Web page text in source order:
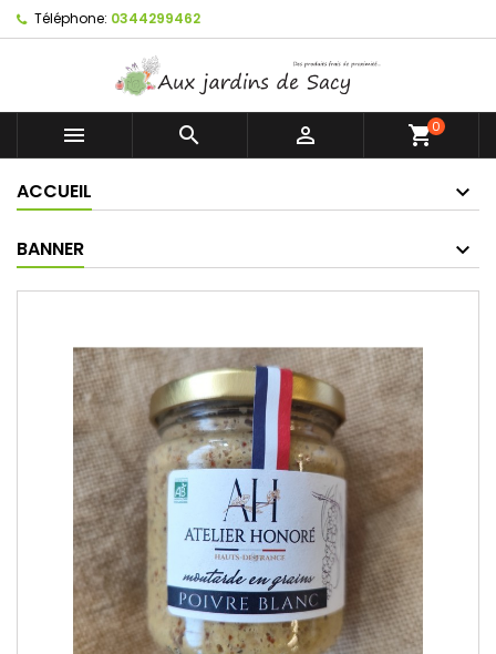
Téléphone: 0344299462
   shopping_cart0
ACCUEIL
BANNER